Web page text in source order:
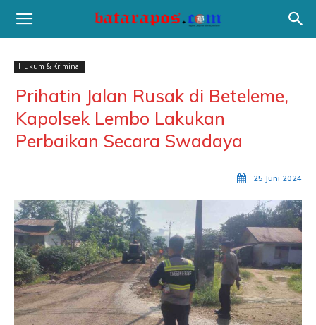
Hukum & Kriminal
Prihatin Jalan Rusak di Beteleme,
Kapolsek Lembo Lakukan
Perbaikan Secara Swadaya
25 Juni 2024